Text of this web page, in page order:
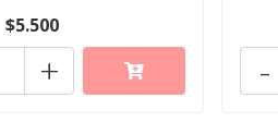
$5.500
+ -